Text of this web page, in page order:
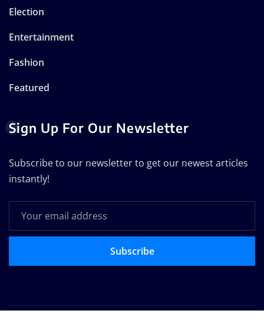
Election
Entertainment
Fashion
Featured
Sign Up For Our Newsletter
Subscribe to our newsletter to get our newest articles
instantly!
Subscribe